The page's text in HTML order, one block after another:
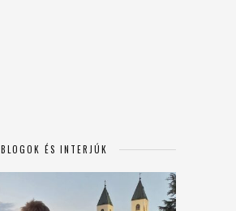
BLOGOK ÉS INTERJÚK